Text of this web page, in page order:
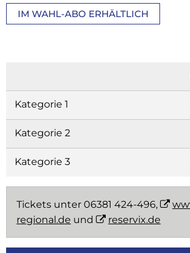
IM WAHL-ABO ERHÄLTLICH
Kategorie 1
Kategorie 2
Kategorie 3
Tickets unter 06381 424-496,
regional.de und reservix.de